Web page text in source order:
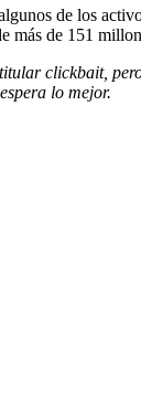
de los
más de 151
clickbait,
lo mejor.